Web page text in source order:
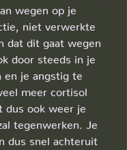
wegen op je
niet verwerkte
dat dit gaat wegen
door steeds in je
en je angstig te
meer cortisol
dus ook weer je
tegenwerken. Je
dus snel achteruit